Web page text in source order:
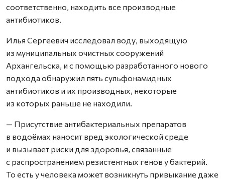
соответственно, находить все производные
антибиотиков.
Илья Сергеевич исследовал воду, выходящую
из муниципальных очистных сооружений
Архангельска, и с помощью разработанного нового
подхода обнаружил пять сульфонамидных
антибиотиков и их производных, некоторые
из которых раньше не находили.
— Присутствие антибактериальных препаратов
в водоёмах наносит вред экологической среде
и вызывает риски для здоровья, связанные
с распространением резистентных генов у бактерий.
То есть у человека может возникнуть привыкание даже